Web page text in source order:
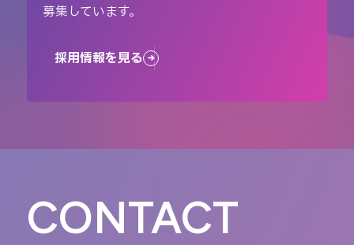
募集しています。
採用情報を見る
CONTACT